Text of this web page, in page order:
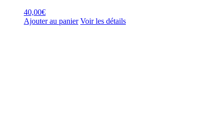
40,00€
Ajouter au panier Voir les détails